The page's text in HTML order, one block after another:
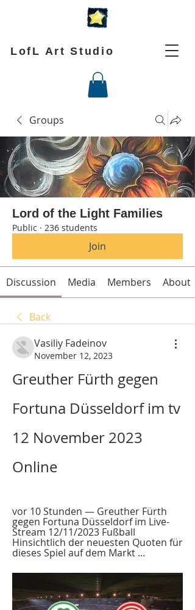
LofL Art Studio
Groups
Lord of the Light Families
Public · 236 students
Join
Discussion Media Members About
Back
Vasiliy Fadeinov
November 12, 2023
Greuther Fürth gegen
Fortuna Düsseldorf im tv
12 November 2023
Online
vor 10 Stunden — Greuther Fürth
gegen Fortuna Düsseldorf im Live-
Stream 12/11/2023 Fußball
Hinsichtlich der neuesten Quoten für
dieses Spiel auf dem Markt ...